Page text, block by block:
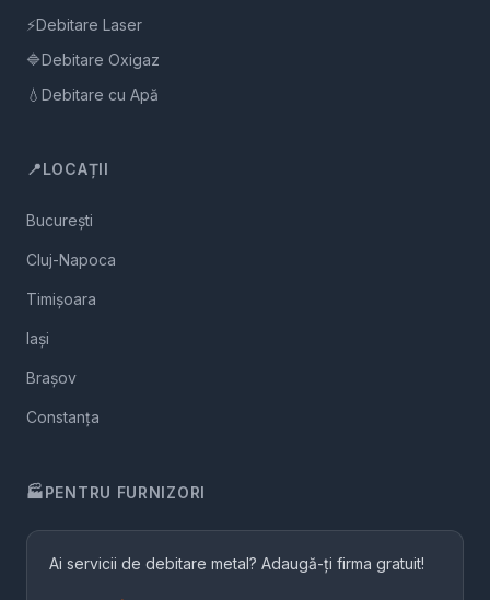
⚡Debitare Laser
🔷Debitare Oxigaz
💧 Debitare cu Apă
📍LOCAȚII
București
Cluj-Napoca
Timișoara
Iași
Brașov
Constanța
🏭PENTRU FURNIZORI
Ai servicii de debitare metal? Adaugă-ți firma gratuit!